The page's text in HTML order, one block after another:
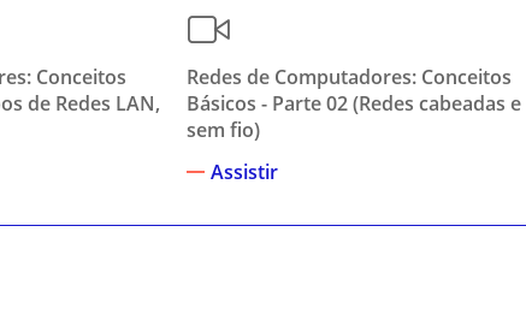
Conceitos
de Redes LAN,
Redes de Computadores: Conceitos
Básicos - Parte 02 (Redes cabeadas e
sem fio)
Assistir